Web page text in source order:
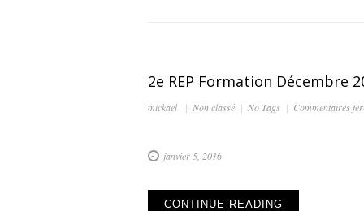
2e REP Formation Décembre
mickael Non classé No Tags Commentaires
janvier 5, 2016
CONTINUE READING